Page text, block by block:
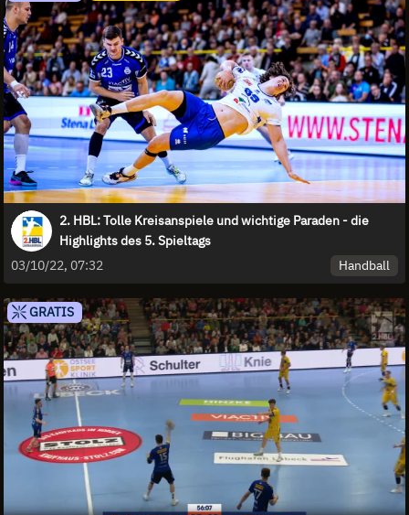
2. HBL: Tolle Kreisanspiele und wichtige Paraden - die
Highlights des 5. Spieltags
03/10/22, 07:32
Handball
GRATIS